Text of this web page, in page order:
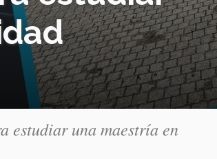
estudiar una maestría en